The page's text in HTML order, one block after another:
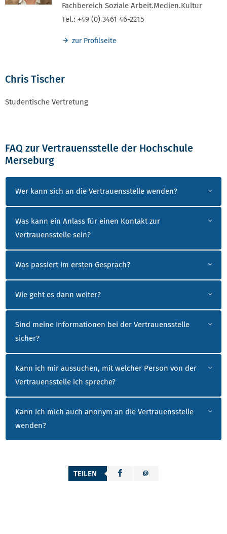
Fachbereich Soziale Arbeit.Medien.Kultur
Tel.: +49 (0) 3461 46-2215
zur Profilseite
Chris Tischer
Studentische Vertretung
FAQ zur Vertrauensstelle der Hochschule
Merseburg
FAQ ZUR VERTRAUENSSTELLE
Wer kann sich an die Vertrauensstelle wenden?
Was kann ein Anlass für einen Kontakt zur
Vertrauensstelle sein?
Was passiert im ersten Gespräch?
Wie geht es dann weiter?
Sind meine Informationen bei der Vertrauensstelle
sicher?
Kann ich mir aussuchen, mit welcher Person von der
Vertrauensstelle ich spreche?
Kann ich mich auch anonym an die Vertrauensstelle
wenden?
TEILEN